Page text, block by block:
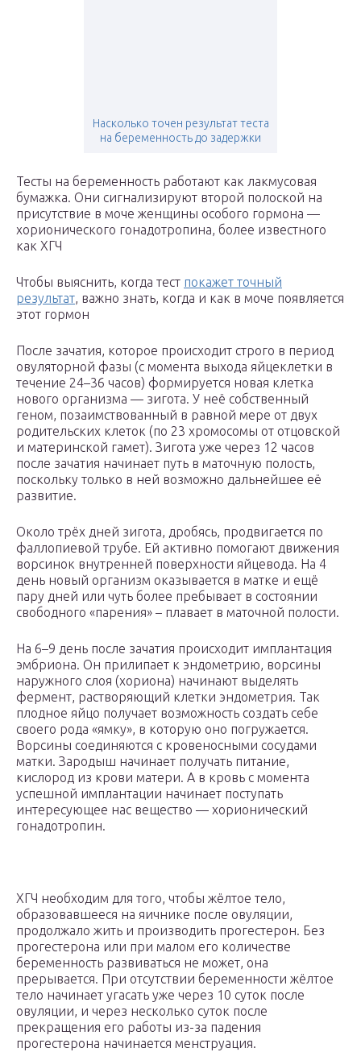
Насколько точен результат теста
на беременность до задержки
Тесты на беременность работают как лакмусовая
бумажка. Они сигнализируют второй полоской на
присутствие в моче женщины особого гормона —
хорионического гонадотропина, более известного
как ХГЧ
Чтобы выяснить, когда тест покажет точный
результат, важно знать, когда и как в моче появляется
этот гормон
После зачатия, которое происходит строго в период
овуляторной фазы (с момента выхода яйцеклетки в
течение 24–36 часов) формируется новая клетка
нового организма — зигота. У неё собственный
геном, позаимствованный в равной мере от двух
родительских клеток (по 23 хромосомы от отцовской
и материнской гамет). Зигота уже через 12 часов
после зачатия начинает путь в маточную полость,
поскольку только в ней возможно дальнейшее её
развитие.
Около трёх дней зигота, дробясь, продвигается по
фаллопиевой трубе. Ей активно помогают движения
ворсинок внутренней поверхности яйцевода. На 4
день новый организм оказывается в матке и ещё
пару дней или чуть более пребывает в состоянии
свободного «парения» – плавает в маточной полости.
На 6–9 день после зачатия происходит имплантация
эмбриона. Он прилипает к эндометрию, ворсины
наружного слоя (хориона) начинают выделять
фермент, растворяющий клетки эндометрия. Так
плодное яйцо получает возможность создать себе
своего рода «ямку», в которую оно погружается.
Ворсины соединяются с кровеносными сосудами
матки. Зародыш начинает получать питание,
кислород из крови матери. А в кровь с момента
успешной имплантации начинает поступать
интересующее нас вещество — хорионический
гонадотропин.
ХГЧ необходим для того, чтобы жёлтое тело,
образовавшееся на яичнике после овуляции,
продолжало жить и производить прогестерон. Без
прогестерона или при малом его количестве
беременность развиваться не может, она
прерывается. При отсутствии беременности жёлтое
тело начинает угасать уже через 10 суток после
овуляции, и через несколько суток после
прекращения его работы из-за падения
прогестерона начинается менструация.